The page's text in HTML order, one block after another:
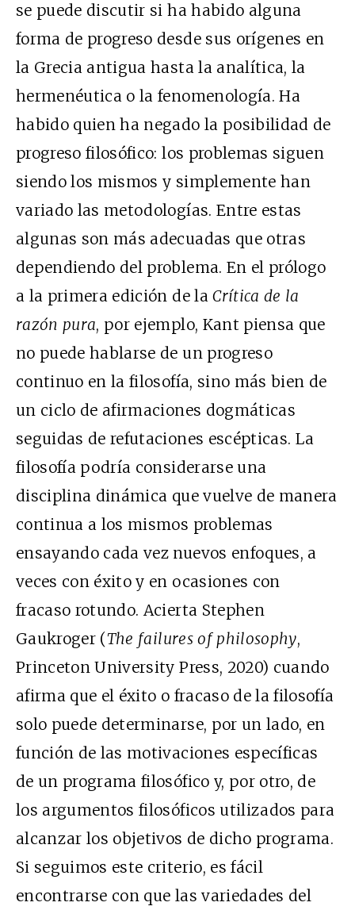
se puede discutir si ha habido alguna
forma de progreso desde sus orígenes en
la Grecia antigua hasta la analítica, la
hermenéutica o la fenomenología. Ha
habido quien ha negado la posibilidad de
progreso filosófico: los problemas siguen
siendo los mismos y simplemente han
variado las metodologías. Entre estas
algunas son más adecuadas que otras
dependiendo del problema. En el prólogo
a la primera edición de laCrítica de la
razón pura, por ejemplo, Kant piensa que
no puede hablarse de un progreso
continuo en la filosofía, sino más bien de
un ciclo de afirmaciones dogmáticas
seguidas de refutaciones escépticas. La
filosofía podría considerarse una
disciplina dinámica que vuelve de manera
continua a los mismos problemas
ensayando cada vez nuevos enfoques, a
veces con éxito y en ocasiones con
fracaso rotundo. Acierta Stephen
Gaukroger (The failures of philosophy,
Princeton University Press, 2020) cuando
afirma que el éxito o fracaso de la filosofía
solo puede determinarse, por un lado, en
función de las motivaciones específicas
de un programa filosófico y, por otro, de
los argumentos filosóficos utilizados para
alcanzar los objetivos de dicho programa.
Si seguimos este criterio, es fácil
encontrarse con que las variedades del